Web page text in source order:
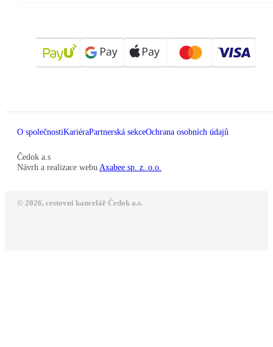
O společnostiKariéraPartnerská sekceOchrana osobních údajů
Čedok a.s
Návrh a realizace webu Axabee sp. z. o.o.
© 2026, cestovní kancelář Čedok a.s.